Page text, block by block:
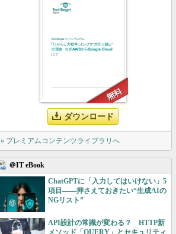
ダウンロード
» プレミアムコンテンツライブラリへ
＠IT eBook
ChatGPTに「入力してはいけない」5
項目――押さえておきたい“生成AIの
NGリスト”
API設計の常識が変わる？ HTTP新
メソッド「QUERY」とセキュリティ